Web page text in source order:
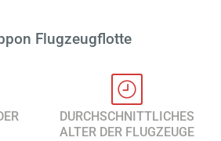
Flugzeugflotte
DURCHSCHNITTLICHES
ALTER DER FLUGZEUGE